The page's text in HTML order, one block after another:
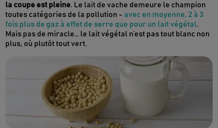
la coupe est pleine. Le lait de vache demeure le champion
toutes catégories de la pollution - avec en moyenne, 2 à 3
fois plus de gaz à effet de serre que pour un lait végétal.
Mais pas de miracle… le lait végétal n’est pas tout blanc non
plus, où plutôt tout vert.